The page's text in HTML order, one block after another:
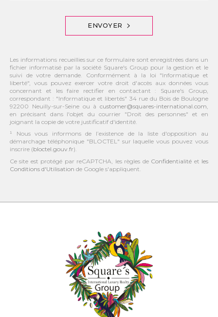
ENVOYER
Les informations recueillies sur ce formulaire sont enregistrées dans un
fichier informatisé par la société Square's Group pour la gestion et le
suivi de votre demande. Conformément à la loi "Informatique et
liberté", vous pouvez exercer votre droit d'accès aux données vous
concernant et les faire rectifier en contactant : Square's Group,
correspondant : "Informatique et libertés" 34 rue du Bois de Boulogne
92200 Neuilly-sur-Seine ou à customer@squares-international.com
en précisant dans l'objet du courrier "Droit des personnes" et en
joignant la copie de votre justificatif d'identité.
¹ Nous vous informons de l’existence de la liste d'opposition au
démarchage téléphonique "BLOCTEL" sur laquelle vous pouvez vous
inscrire (bloctel.gouv.fr).
Ce site est protégé par reCAPTCHA, les règles de Confidentialité et les
Conditions d'Utilisation de Google s'appliquent.